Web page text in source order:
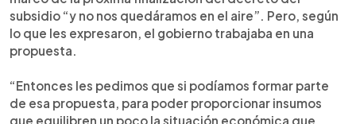
subsidio “y no nos quedáramos en el aire”. Pero, según
lo que les expresaron, el gobierno trabajaba en una
propuesta.
“Entonces les pedimos que si podíamos formar parte
de esa propuesta, para poder proporcionar insumos
que equilibren un poco la situación económica que